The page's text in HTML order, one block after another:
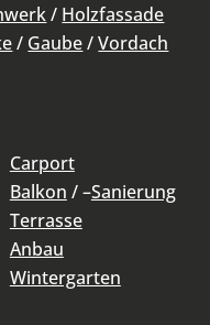
/ Holzfassade
/ Gaube/Vordach
Carport
Balkon / –Sanierung
Terrasse
Anbau
Wintergarten